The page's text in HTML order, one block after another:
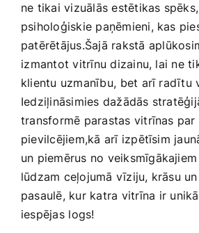
Preces pieaugušajiem
Rotaļlietas, bērnu preces
Smaržas, kosmētika
Sports, tūrisms un atpūta
TV un Sadzīves tehnika
ne tikai vizuālās estētikas
psiholoģiskie paņēmieni, kas
patērētājus.Šajā rakstā⁣
⁤izmantot vitrīnu dizainu, lai ne
klientu uzmanību,⁣ bet arī radītu⁤
Iedziļināsimies dažādās‌
transformē parastas vitrīnas par
pievilcējiem,kā arī izpētīsim
un piemērus no
‍lūdzam ceļojumā vīziju, krāsu
pasaulē, kur katra vitrīna⁣ ir
iespējas ⁢logs!